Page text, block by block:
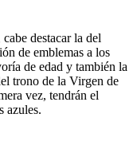
destacar la del
de emblemas a los
de edad y también la
trono de la Virgen de
vez, tendrán el
azules.